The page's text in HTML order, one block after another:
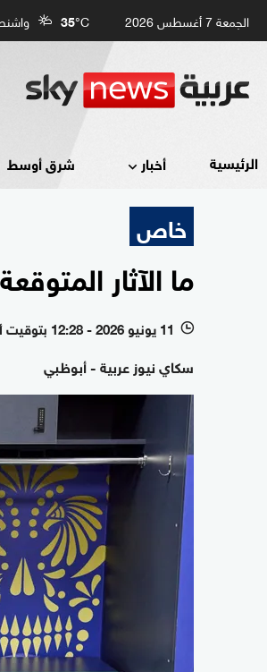
الجمعة 7 أغسطس 2026 35°C
الرئيسية أخبار شرق أوسط
خاص
ما الآثار
l 11 يونيو 2026 - 12:28 بتوقيت أبوظبي
سكاي نيوز عربية - أبوظبي